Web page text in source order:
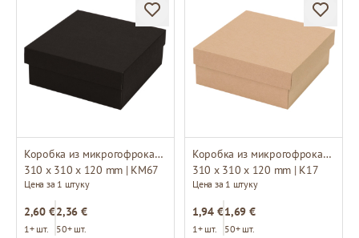
Коробка из микрогофрокартона
310 x 310 x 120 mm | KM67
Цена за 1 штуку
2,60 €
1+ шт.
2,36 €
50+ шт.
Коробка из микрогофрокартона
310 x 310 x 120 mm | K17
Цена за 1 штуку
1,94 €
1+ шт.
1,69 €
50+ шт.